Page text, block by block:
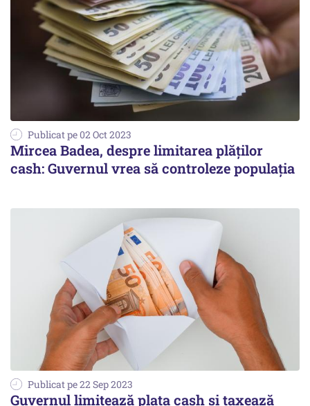
Publicat pe 02 Oct 2023
Mircea Badea, despre limitarea plăților
cash: Guvernul vrea să controleze populația
Publicat pe 22 Sep 2023
Guvernul limitează plata cash și taxează